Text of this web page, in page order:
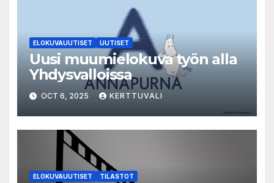
ELOKUVAUUTISET UUTISET
Uusi muumielokuva työn alla
Yhdysvalloissa
OCT 6, 2025 KERTTUVALI
ELOKUVAUUTISET TILASTOT